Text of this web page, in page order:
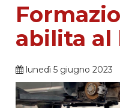
abilita al
lunedì 5 giugno 2023